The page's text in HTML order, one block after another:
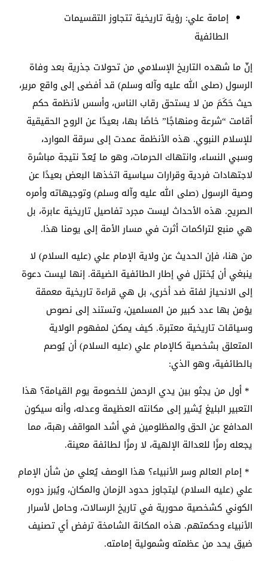
إمامة علي: رؤية تاريخية تتجاوز التقسيمات
الطائفية
إنّ ما شهده التاريخ الإسلامي من تحولات جذرية بعد وفاة
الرسول (صلى الله عليه وآله وسلم) قد أفضى إلى واقع مرير،
حيث حَكَمَ من لا يستحق رقاب الناس، وأسس لأنظمة حكم
أقامت “شرعة ومنهاجًا” خاصًا بها، بعيدًا عن الروح الحقيقية
للإسلام النبوي. هذه الأنظمة عمدت إلى سرقة الموارد،
وسبي النساء، وانتهاك الحرمات، وهو ما يُعدّ نتيجة مباشرة
لاجتهادات فردية وقرارات سياسية اتخذها البعض بعيدًا عن
وصية الرسول (صلى الله عليه وآله وسلم) وتوجيهاته وأمره
الصريح. هذه الأحداث ليست مجرد تفاصيل تاريخية عابرة، بل
هي منبع لتراكمات أثرت في مسار الأمة إلى يومنا هذا.
من هنا، فإن الحديث عن ولاية الإمام علي (عليه السلام) لا
ينبغي أن يُختزل في إطار الطائفية الضيقة. إنها ليست دعوة
إلى الانحياز لفئة ضد أخرى، بل هي قراءة تاريخية معمقة
يؤمن بها عدد كبير من المسلمين، وتستند إلى نصوص
وسياقات تاريخية معتبرة. كيف يمكن لمفهوم الولاية
المتعلق بشخصية كالإمام علي (عليه السلام) أن يُوصم
بالطائفية، وهو الذي:
* أول من يجثو بين يدي الرحمن للخصومة يوم القيامة؟ هذا
التعبير البليغ يُشير إلى مكانته العظيمة وعدله، وأنه سيكون
المدافع عن الحق والمظلومين في أشد المواقف رهبة، مما
يجعله رمزًا للعدالة الإلهية، لا رمزًا لطائفة معينة.
* إمام العالم وسر الأنبياء؟ هذا الوصف يُعلي من شأن الإمام
علي (عليه السلام) ليتجاوز حدود الزمان والمكان، ويُبرز دوره
الكوني كشخصية محورية في تاريخ الرسالات، وحامل لأسرار
الأنبياء وحكمتهم. هذه المكانة الشامخة ترفض أي تصنيف
ضيق يحد من عظمته وشمولية إمامته.